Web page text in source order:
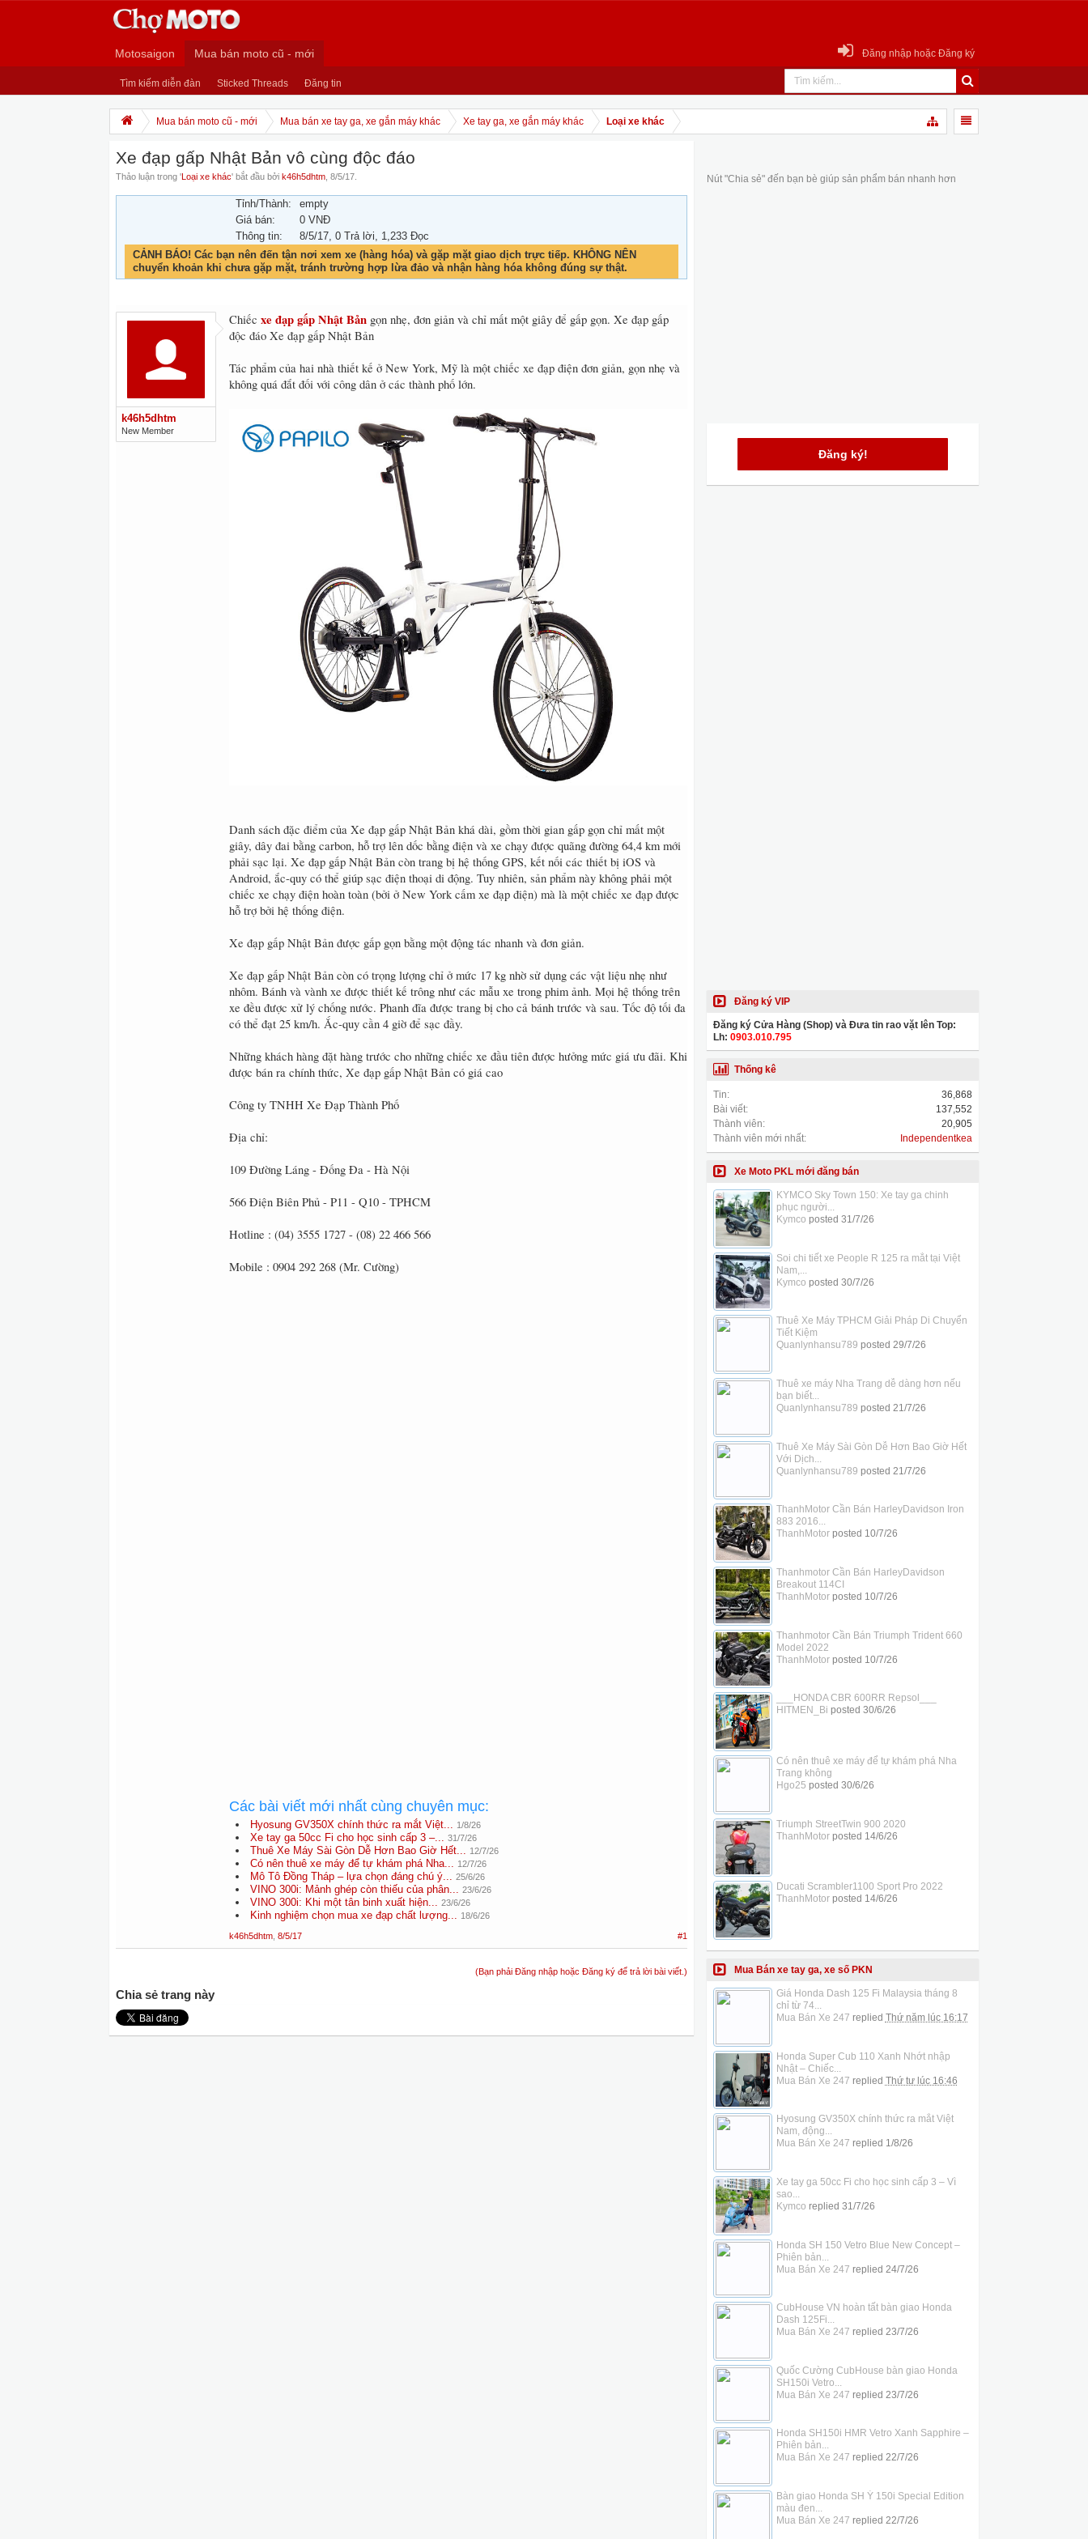
Motosaigon Mua bán moto cũ - mới
Tìm kiếm diễn đàn Sticked Threads Đăng tin
Đăng nhập hoặc Đăng ký
Mua bán moto cũ - mới Mua bán xe tay ga, xe gắn máy khác Xe tay ga, xe gắn máy khác Loại xe khác
Xe đạp gấp Nhật Bản vô cùng độc đáo
Thảo luận trong 'Loại xe khác' bắt đầu bởi k46h5dhtm 8/5/17
Tỉnh/Thành:
empty
Giá bán:
0 VNĐ
Thông tin:
8/5/17, 0 Trả lời, 1,233 Đọc
CẢNH BÁO! Các bạn nên đến tận nơi xem xe (hàng hóa) và gặp mặt giao dịch trực tiếp. KHÔNG NÊN
chuyển khoản khi chưa gặp mặt, tránh trường hợp lừa đảo và nhận hàng hóa không đúng sự thật.
k46h5dhtm
New Member
Chiếc xe đạp gấp Nhật Bản gọn nhẹ, đơn giản và chỉ mất một giây để gấp gọn. Xe đạp gấp
độc đáo Xe đạp gấp Nhật Bản
Tác phẩm của hai nhà thiết kế ở New York, Mỹ là một chiếc xe đạp điện đơn giản, gọn nhẹ và
không quá đắt đối với công dân ở các thành phố lớn.
Danh sách đặc điểm của Xe đạp gấp Nhật Bản khá dài, gồm thời gian gấp gọn chỉ mất một
giây, dây đai bằng carbon, hỗ trợ lên dốc bằng điện và xe chạy được quãng đường 64,4 km mới
phải sạc lại. Xe đạp gấp Nhật Bản còn trang bị hệ thống GPS, kết nối các thiết bị iOS và
Android, ắc-quy có thể giúp sạc điện thoại di động. Tuy nhiên, sản phẩm này không phải một
chiếc xe chạy điện hoàn toàn (bởi ở New York cấm xe đạp điện) mà là một chiếc xe đạp được
hỗ trợ bởi hệ thống điện.
Xe đạp gấp Nhật Bản được gấp gọn bằng một động tác nhanh và đơn giản.
Xe đạp gấp Nhật Bản còn có trọng lượng chỉ ở mức 17 kg nhờ sử dụng các vật liệu nhẹ như
nhôm. Bánh và vành xe được thiết kế trông như các mẫu xe trong phim ảnh. Mọi hệ thống trên
xe đều được xử lý chống nước. Phanh đĩa được trang bị cho cả bánh trước và sau. Tốc độ tối đa
có thể đạt 25 km/h. Ắc-quy cần 4 giờ để sạc đầy.
Những khách hàng đặt hàng trước cho những chiếc xe đầu tiên được hưởng mức giá ưu đãi. Khi
được bán ra chính thức, Xe đạp gấp Nhật Bản có giá cao
Công ty TNHH Xe Đạp Thành Phố
Địa chỉ:
109 Đường Láng - Đống Đa - Hà Nội
566 Điện Biên Phủ - P11 - Q10 - TPHCM
Hotline : (04) 3555 1727 - (08) 22 466 566
Mobile : 0904 292 268 (Mr. Cường)
Các bài viết mới nhất cùng chuyên mục:
Hyosung GV350X chính thức ra mắt Việt... 1/8/26
Xe tay ga 50cc Fi cho học sinh cấp 3 –... 31/7/26
Thuê Xe Máy Sài Gòn Dễ Hơn Bao Giờ Hết... 12/7/26
Có nên thuê xe máy để tự khám phá Nha... 12/7/26
Mô Tô Đồng Tháp – lựa chọn đáng chú ý... 25/6/26
VINO 300i: Mảnh ghép còn thiếu của phân... 23/6/26
VINO 300i: Khi một tân binh xuất hiện... 23/6/26
Kinh nghiệm chọn mua xe đạp chất lượng... 18/6/26
k46h5dhtm 8/5/17 #1
(Bạn phải Đăng nhập hoặc Đăng ký để trả lời bài viết.)
Chia sẻ trang này
Nút "Chia sẻ" đến bạn bè giúp sản phẩm bán nhanh hơn
Đăng ký!
Đăng ký VIP
Đăng ký Cửa Hàng (Shop) và Đưa tin rao vặt lên Top:
Lh: 0903.010.795
Thống kê
Tin:
36,868
Bài viết:
137,552
Thành viên:
20,905
Thành viên mới nhất:
Independentkea
Xe Moto PKL mới đăng bán
KYMCO Sky Town 150: Xe tay ga chinh
phục người...
Kymco posted 31/7/26
Soi chi tiết xe People R 125 ra mắt tại Việt
Nam,...
Kymco posted 30/7/26
Thuê Xe Máy TPHCM Giải Pháp Di Chuyển
Tiết Kiệm
Quanlynhansu789 posted 29/7/26
Thuê xe máy Nha Trang dễ dàng hơn nếu
bạn biết...
Quanlynhansu789 posted 21/7/26
Thuê Xe Máy Sài Gòn Dễ Hơn Bao Giờ Hết
Với Dịch...
Quanlynhansu789 posted 21/7/26
ThanhMotor Cần Bán HarleyDavidson Iron
883 2016...
ThanhMotorposted 10/7/26
Thanhmotor Cần Bán HarleyDavidson
Breakout 114CI
ThanhMotorposted 10/7/26
Thanhmotor Cần Bán Triumph Trident 660
Model 2022
ThanhMotorposted 10/7/26
___HONDA CBR 600RR Repsol___
HITMEN_Bi posted 30/6/26
Có nên thuê xe máy để tự khám phá Nha
Trang không
Hgo25 posted 30/6/26
Triumph StreetTwin 900 2020
ThanhMotorposted 14/6/26
Ducati Scrambler1100 Sport Pro 2022
ThanhMotorposted 14/6/26
Mua Bán xe tay ga, xe số PKN
Giá Honda Dash 125 Fi Malaysia tháng 8
chỉ từ 74...
Mua Bán Xe 247 replied Thứ năm lúc 16:17
Honda Super Cub 110 Xanh Nhớt nhập
Nhật – Chiếc...
Mua Bán Xe 247 replied Thứ tư lúc 16:46
Hyosung GV350X chính thức ra mắt Việt
Nam, động...
Mua Bán Xe 247 replied 1/8/26
Xe tay ga 50cc Fi cho học sinh cấp 3 – Vì
sao...
Kymco replied 31/7/26
Honda SH 150 Vetro Blue New Concept –
Phiên bản...
Mua Bán Xe 247 replied 24/7/26
CubHouse VN hoàn tất bàn giao Honda
Dash 125Fi...
Mua Bán Xe 247 replied 23/7/26
Quốc Cường CubHouse bàn giao Honda
SH150i Vetro...
Mua Bán Xe 247 replied 23/7/26
Honda SH150i HMR Vetro Xanh Sapphire –
Phiên bản...
Mua Bán Xe 247 replied 22/7/26
Bàn giao Honda SH Ý 150i Special Edition
màu đen...
Mua Bán Xe 247 replied 22/7/26